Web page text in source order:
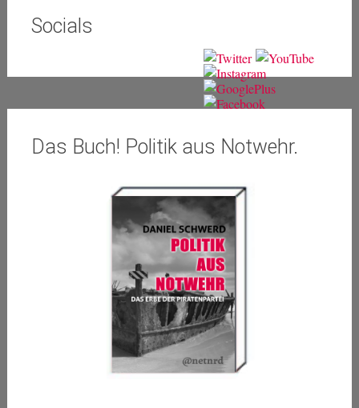
Socials
Das Buch! Politik aus Notwehr.